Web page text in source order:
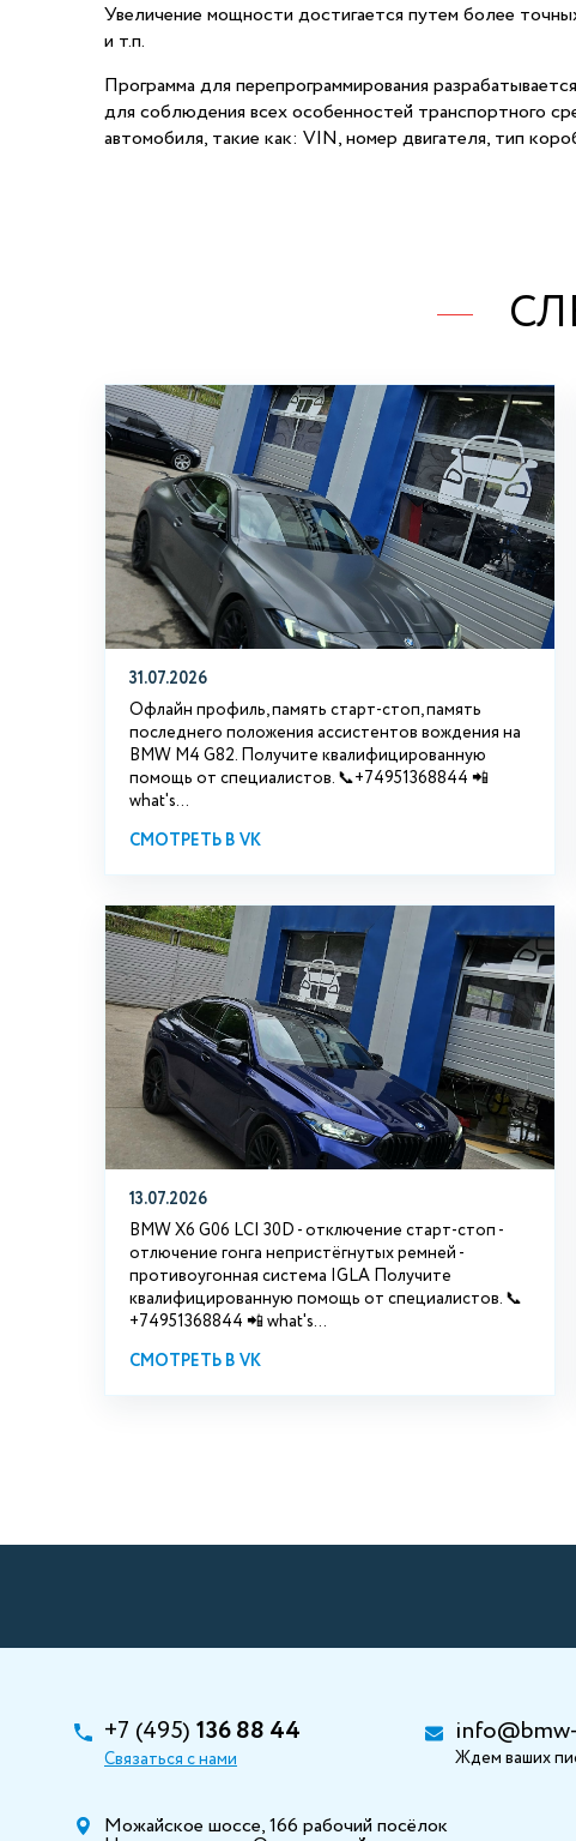
Увеличение мощности достигается путем более
и т.п.
Программа для перепрограммирования
для соблюдения всех особенностей транспортного
автомобиля, такие как: VIN, номер двигателя, тип
31.07.2026
Офлайн профиль, память старт-стоп, память
последнего положения ассистентов вождения на
BMW М4 G82. Получите квалифицированную
помощь от специалистов. 📞+74951368844 📲
what's...
СМОТРЕТЬ В VK
13.07.2026
BMW X6 G06 LCI 30D - отключение старт-стоп -
отлючение гонга непристёгнутых ремней -
противоугонная система IGLA Получите
квалифицированную помощь от специалистов. 📞
+74951368844 📲 what's...
СМОТРЕТЬ В VK
+7 (495) 136 88 44
Связаться с нами Ждем ваших
Можайское шоссе, 166 рабочий посёлок